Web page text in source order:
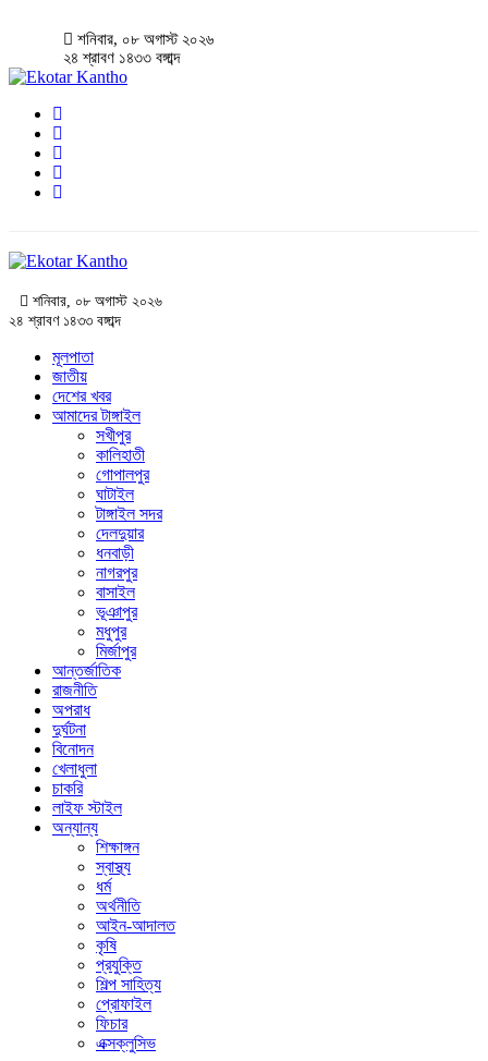
শনিবার, ০৮ অগাস্ট ২০২৬
২৪ শ্রাবণ ১৪৩৩ বঙ্গাব্দ
শনিবার, ০৮ অগাস্ট ২০২৬
২৪ শ্রাবণ ১৪৩৩ বঙ্গাব্দ
মূলপাতা
জাতীয়
দেশের খবর
আমাদের টাঙ্গাইল
সখীপুর
কালিহাতী
গোপালপুর
ঘাটাইল
টাঙ্গাইল সদর
দেলদুয়ার
ধনবাড়ী
নাগরপুর
বাসাইল
ভূঞাপুর
মধুপুর
মির্জাপুর
আন্তর্জাতিক
রাজনীতি
অপরাধ
দুর্ঘটনা
বিনোদন
খেলাধুলা
চাকরি
লাইফ স্টাইল
অন্যান্য
শিক্ষাঙ্গন
স্বাস্থ্য
ধর্ম
অর্থনীতি
আইন-আদালত
কৃষি
প্রযুক্তি
শিল্প সাহিত্য
প্রোফাইল
ফিচার
এক্সক্লুসিভ